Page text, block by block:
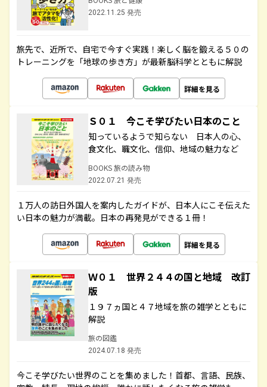
2022.11.25 発売
旅先で、近所で、自宅で今すぐ実践！楽しく脳を鍛える５０の
トレーニングを「地球の歩き方」が最新脳科学とともに解説
詳細を見る
Ｓ０１ 今こそ学びたい日本のこと
知っているようで知らない 日本人の心、
食文化、職文化、信仰、地域の魅力など
BOOKS 旅の読み物
2022.07.21 発売
１万人の訪日外国人を案内したガイドが、日本人にこそ伝えた
い日本の魅力が満載。日本の再発見ができる１冊！
詳細を見る
Ｗ０１ 世界２４４の国と地域 改訂
版
１９７ヵ国と４７地域を旅の雑学とともに
解説
旅の図鑑
2024.07.18 発売
今こそ学びたい世界のことを集めました！首都、言語、民族、